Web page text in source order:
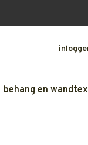
behang en